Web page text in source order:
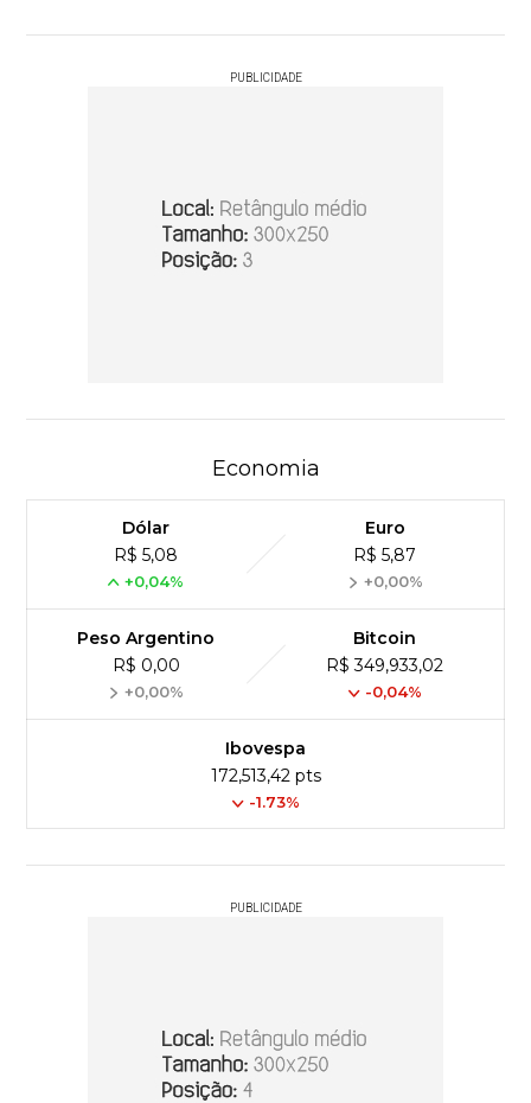
PUBLICIDADE
Economia
Dólar
R$ 5,08
+0,04%
Euro
R$ 5,87
+0,00%
Peso Argentino
R$ 0,00
+0,00%
Bitcoin
R$ 349,933,02
-0,04%
Ibovespa
172,513,42 pts
-1.73%
PUBLICIDADE